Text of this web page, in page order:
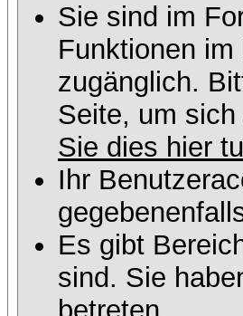
Sie sind im
Funktionen
zugänglich.
Seite, um
Sie dies hier
Ihr
Es gibt
sind. Sie